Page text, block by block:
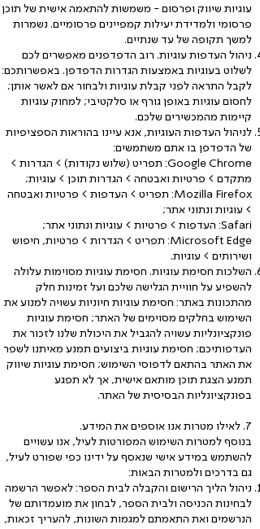
עוגיות שיווק ופרסום - משמשות להתאמה אישית של תוכן
פרסומי ולמדידת יעילות קמפיינים פרסומיים. נשמרות
למשך תקופה של עד שנתיים.
ניהול העדפות עוגיות. רוב הדפדפנים מאפשרים לכם
לשלוט בעוגיות באמצעות הגדרות הדפדפן. באפשרותכם:
לקבל התראה לפני קבלת עוגיות ולבחור אם לאשר אותן;
לחסום עוגיות באופן גורף או סלקטיבי; למחוק עוגיות
קיימות מהמכשירים שלכם.
לניהול העדפות העוגיות, אנא עיינו בהוראות הספציפיות
של הדפדפן בו אתם משתמשים:
Google Chrome: תפריט (שלוש נקודות) > הגדרות >
מתקדם > פרטיות ואבטחה > הגדרות תוכן > עוגיות;
Mozilla Firefox: תפריט > העדפות > פרטיות ואבטחה
> עוגיות ונתוני אתר;
Safari: העדפות > פרטיות > עוגיות ונתוני אתר;
Microsoft Edge: תפריט > הגדרות > פרטיות, חיפוש
ושירותים > עוגיות.
השלכות חסימת עוגיות. חסימת עוגיות מסוימות עלולה
להשפיע על חוויית הגלישה שלכם ועל זמינות חלק
מהתכונות באתר: חסימת עוגיות חיוניות עשויה למנוע את
השימוש בחלקים מסוימים של האתר; חסימת עוגיות
פונקציונליות עשויה להגביל את היכולת שלנו לזכור את
העדפותיכם; חסימת עוגיות ביצועים תמנע מאיתנו לשפר
את האתר בהתאם לדפוסי השימוש; חסימת עוגיות שיווק
תמנע הצגת תוכן מותאם אישית, אך לא תפגע
בפונקציונליות הבסיסית של האתר.
7. לאילו מטרות אנו אוספים את המידע.
בנוסף למטרות השימוש המפורטות לעיל, אנו עשויים
להשתמש במידע אישי שנאסף על ידינו כפי שפורט לעיל,
גם בדרכים ולמטרות הבאות:
ניהול הליך הרישום והקבלה לבית הספר: לאפשר הרשמה
לבחינות הכניסה ולבית הספר, לבחון את מועמדותם של
הנרשמים ואת התאמתם למגמות השונות, להעריך זכאות,